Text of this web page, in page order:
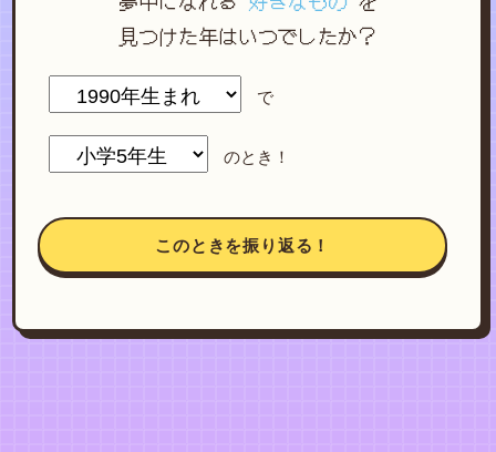
見つけた年はいつでしたか？
で
のとき！
このときを振り返る！